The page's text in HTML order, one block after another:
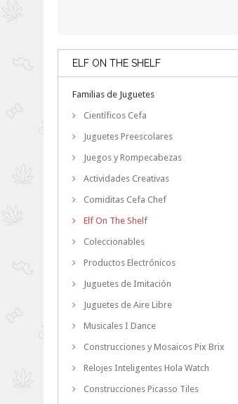
ELF ON THE SHELF
Familias de Juguetes
Científicos Cefa
Juguetes Preescolares
Juegos y Rompecabezas
Actividades Creativas
Comiditas Cefa Chef
Elf On The Shelf
Coleccionables
Productos Electrónicos
Juguetes de Imitación
Juguetes de Aire Libre
Musicales I Dance
Construcciones y Mosaicos Pix Brix
Relojes Inteligentes Hola Watch
Construcciones Picasso Tiles